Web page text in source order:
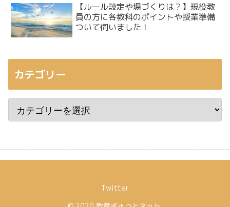
【ルール設定や場づくりは？】現役教
員の方に各教科のポイントや授業準備
ついて伺いました！
カテゴリー
Twitter